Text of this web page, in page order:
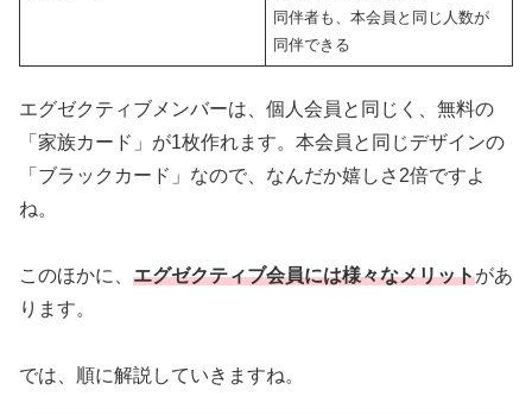
同伴者も、本会員と同じ人数が
同伴できる
エグゼクティブメンバーは、個人会員と同じく、無料の
「家族カード」が1枚作れます。本会員と同じデザインの
「ブラックカード」なので、なんだか嬉しさ2倍ですよ
ね。
このほかに、 エグゼクティブ会員には様々なメリットがあ
ります。
では、順に解説していきますね。